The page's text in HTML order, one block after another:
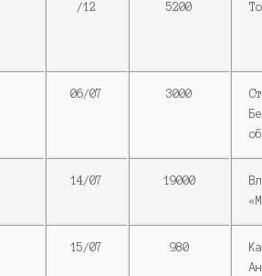
/12 5200
06/07 3000
14/07 19000
15/07 980